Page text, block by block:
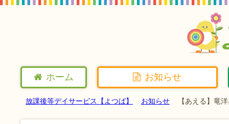
ホーム お知らせ
放課後等デイサービス【よつば】 お知らせ 【あえる】竜